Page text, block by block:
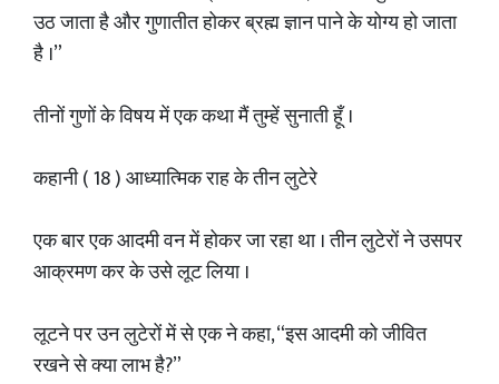
उठ जाता है और गुणातीत होकर ब्रह्म ज्ञान पाने के योग्य हो जाता
है ।”
तीनों गुणों के विषय में एक कथा मैं तुम्हें सुनाती हूँ ।
कहानी ( 18 ) आध्यात्मिक राह के तीन लुटेरे
एक बार एक आदमी वन में होकर जा रहा था । तीन लुटेरों ने उसपर
आक्रमण कर के उसे लूट लिया ।
लूटने पर उन लुटेरों में से एक ने कहा, “इस आदमी को जीवित
रखने से क्या लाभ है?”